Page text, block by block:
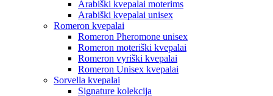
Arabiški kvepalai moterims
Arabiški kvepalai unisex
Romeron kvepalai
Romeron Pheromone unisex
Romeron moteriški kvepalai
Romeron vyriški kvepalai
Romeron Unisex kvepalai
Sorvella kvepalai
Signature kolekcija